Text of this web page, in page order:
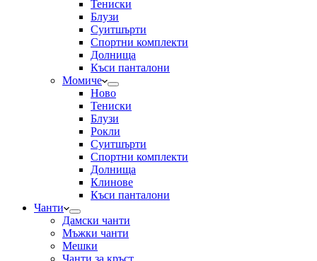
Тениски
Блузи
Суитшърти
Спортни комплекти
Долнища
Къси панталони
Момиче
Ново
Тениски
Блузи
Рокли
Суитшърти
Спортни комплекти
Долнища
Клинове
Къси панталони
Чанти
Дамски чанти
Мъжки чанти
Мешки
Чанти за кръст